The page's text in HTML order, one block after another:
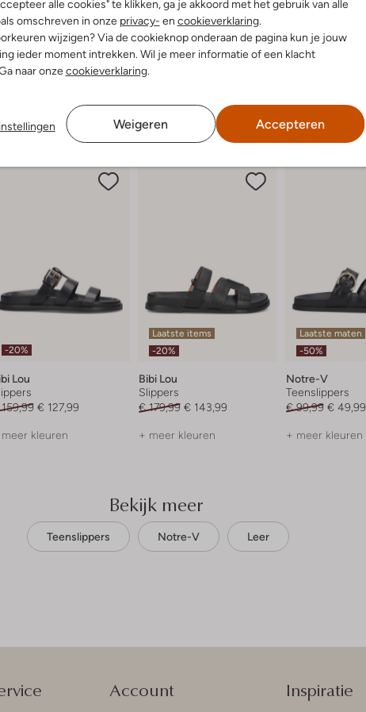
alle cookies" te klikken, ga je akkoord met het gebruik van alle
omschreven in onze privacy- en cookieverklaring.
wijzigen? Via de cookieknop onderaan de pagina kun je jouw
ieder moment intrekken. Wil je meer informatie of een klacht
naar onzecookieverklaring.
Weigeren Accepteren
-20%
Lou
€ 127,99
kleuren
Laatste items
-20%
Bibi Lou
Slippers
€ 179,99 € 143,99
+ meer kleuren
Laatste maten
-50%
Notre-V
Teenslippers
€ 99,99 € 49,99
+ meer kleuren
Bekijk meer
Teenslippers Notre-V Leer
Account Inspiratie